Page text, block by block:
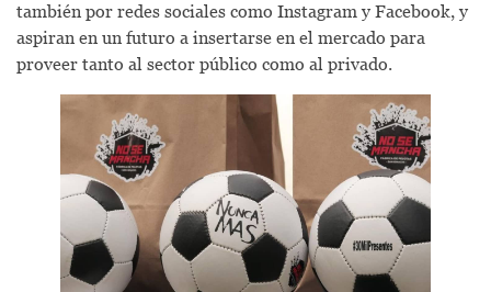
también por redes sociales como Instagram y Facebook, y
aspiran en un futuro a insertarse en el mercado para
proveer tanto al sector público como al privado.